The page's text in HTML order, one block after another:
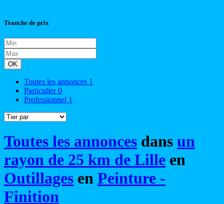
Tranche de prix
OK
Toutes les annonces 1
Particulier0
Professionnel 1
Toutes les annonces dans un
rayon de 25 km de Lille en
Outillages en Peinture -
Finition